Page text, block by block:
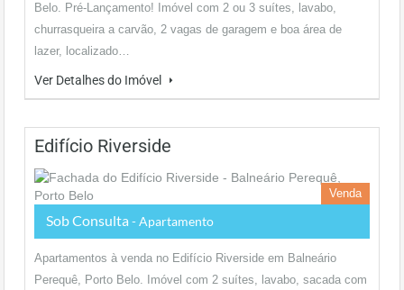
Belo. Pré-Lançamento! Imóvel com 2 ou 3 suítes, lavabo,
churrasqueira a carvão, 2 vagas de garagem e boa área de
lazer, localizado…
Ver Detalhes do Imóvel
Edifício Riverside
Venda
Sob Consulta - Apartamento
Apartamentos à venda no Edifício Riverside em Balneário
Perequê, Porto Belo. Imóvel com 2 suítes, lavabo, sacada com